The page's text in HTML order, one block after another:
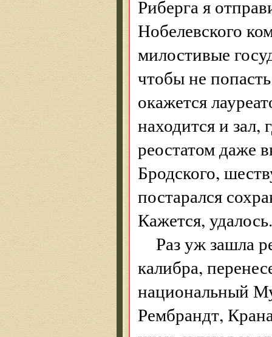
Риберга я
Нобелевского
милостивые
чтобы не
окажется
находится и зал,
реостатом даже
Бродского,
постарался
Кажется, удалось.
Раз уж зашла
калибра,
национальный
Рембрандт,